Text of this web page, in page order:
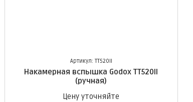
Артикул: TT520II
Накамерная вспышка Godox TT520II
(ручная)
Цену уточняйте